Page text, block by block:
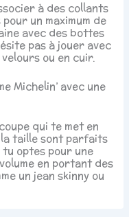
à des collants
un maximum de
avec des bottes
pas à jouer avec
ou en cuir.
Michelin’ avec une
qui te met en
taille sont parfaits
optes pour une
en portant des
un jean skinny ou